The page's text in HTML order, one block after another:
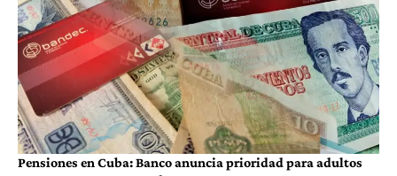
Pensiones en Cuba: Banco anuncia prioridad para adultos